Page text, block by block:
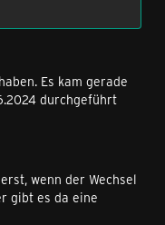
Es kam gerade
durchgeführt
wenn der Wechsel
gibt es da eine